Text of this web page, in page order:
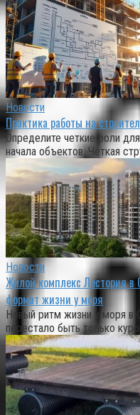
Новости
Практика работы на
Определите четкие роли
начала объектов. Четкая
Новости
Жилой комплекс Лестория в
формат жизни у моря
Новый ритм жизни у моря в
перестало быть только